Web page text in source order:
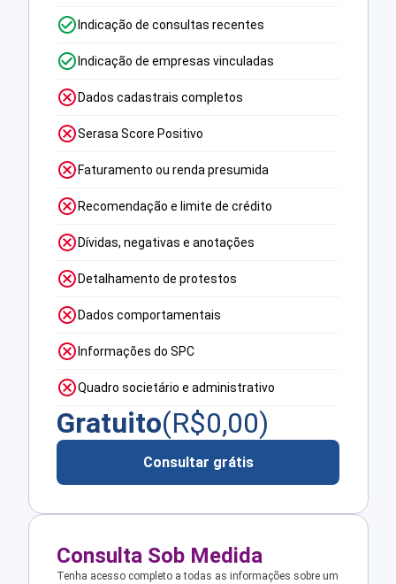
Indicação de consultas recentes
Indicação de empresas vinculadas
Dados cadastrais completos
Serasa Score Positivo
Faturamento ou renda presumida
Recomendação e limite de crédito
Dívidas, negativas e anotações
Detalhamento de protestos
Dados comportamentais
Informações do SPC
Quadro societário e administrativo
Gratuito(R$0,00)
Consultar grátis
Consulta Sob Medida
Tenha acesso completo a todas as informações sobre um